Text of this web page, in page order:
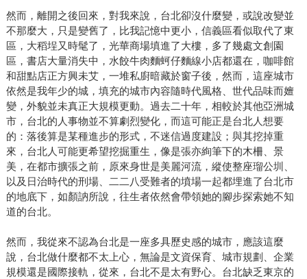
然而，離開之後回來，對我來說，台北卻沒什麼變，或說改變並
不那麼大，只是變舊了，比我記憶中更小，信義區看似取代了東
區，大稻埕又時髦了，光華商場填進了大樓，多了幾處文創園
區，書店大量消失中，水餃牛肉麵蚵仔麵線小店都還在，咖啡館
和甜點店正方興未艾，一堆私廚暗藏於窗子後，然而，這座城市
依然是我年少的城，填充的城市內容隨時代風格、世代品味而嬗
變，外貌並未真正大規模更動。過去二十年，相較於其他亞洲城
市，台北的人事物並不算劇烈變化，而這可能正是台北人想要
的：落後算是某種進步的形式，不迷信過度建設；與其挖掉重
來，台北人可能更希望挖掘重生，像是張亦絢筆下的木柵、景
美，在都市擴張之前，原來身世是美麗河流，縱使整座瑠公圳、
以及日治時代的刑場、二二八受難者的墳場一起都埋進了台北市
的地底下，如顏訥所說，往生者依然會帶領她的腳步探索她不知
道的台北。
然而，我從來不認為台北是一座多具歷史感的城市，應該這麼
說，台北做什麼都不太上心，無論是文資保育、城市規劃、企業
規模還是國際接軌，從來，台北不是太有野心。台北缺乏東京的